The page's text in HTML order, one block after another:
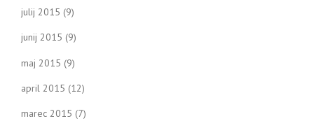
julij 2015 (9)
junij 2015 (9)
maj 2015 (9)
april 2015 (12)
marec 2015 (7)